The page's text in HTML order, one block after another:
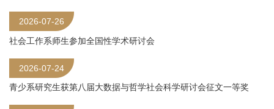
2026-07-26
社会工作系师生参加全国性学术研讨会
2026-07-24
青少系研究生获第八届大数据与哲学社会科学研讨会征文一等奖